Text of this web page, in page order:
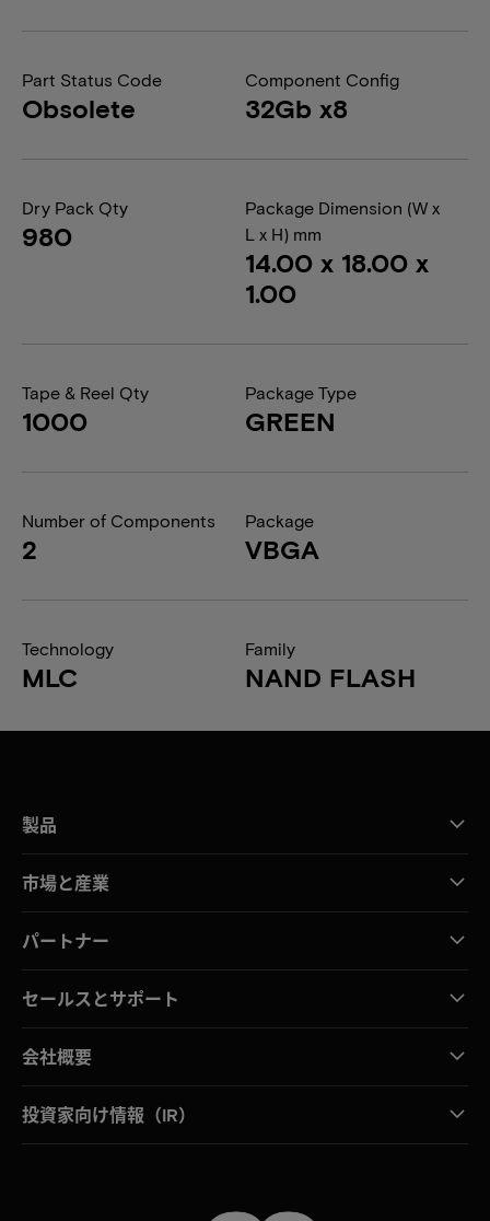
Part Status Code
Obsolete
Component Config
32Gb x8
Dry Pack Qty
980
Package Dimension (W x
L x H) mm
14.00 x 18.00 x
1.00
Tape & Reel Qty
1000
Package Type
GREEN
Number of Components
2
Package
VBGA
Technology
MLC
Family
NAND FLASH
製品
市場と産業
パートナー
セールスとサポート
会社概要
投資家向け情報（IR）